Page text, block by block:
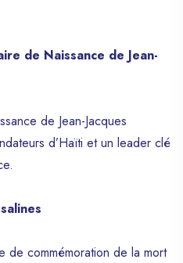
de Naissance de Jean-
de Jean-Jacques
d’Haïti et un leader clé
de commémoration de la mort